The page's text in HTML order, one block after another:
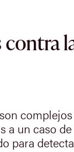
un caso
para